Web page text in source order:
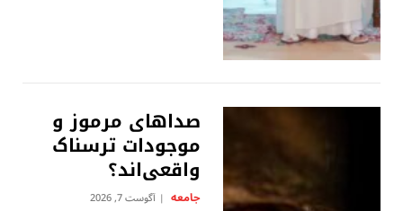
صداهای مرموز و
موجودات ترسناک
واقعی‌اند؟
جامعه آگوست 7, 2026